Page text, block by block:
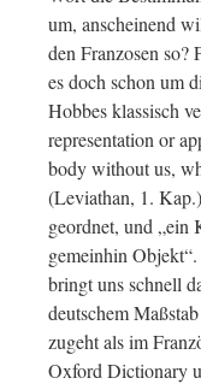
um, anscheinend
den Franzosen
es doch schon um
Hobbes klassisch
representation or
body without us,
(Leviathan, 1.
geordnet, und „ein
gemeinhin
bringt uns schnell
deutschem
zugeht als im
Oxford Dictionary